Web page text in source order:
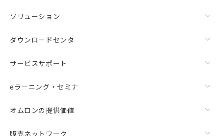
ソリューション
ダウンロードセンタ
サービスサポート
eラーニング・セミナ
オムロンの提供価値
販売ネットワーク